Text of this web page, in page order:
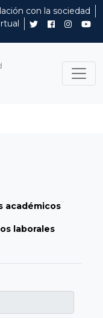
con la sociedad
académicos
laborales